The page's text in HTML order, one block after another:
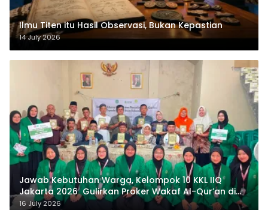
Ilmu Titen itu Hasil Observasi, Bukan Kepastian
14 July 2026
Jawab Kebutuhan Warga, Kelompok 10 KKL IIQ
Jakarta 2026 Gulirkan Proker Wakaf Al-Qur’an di
Sukamanah
16 July 2026